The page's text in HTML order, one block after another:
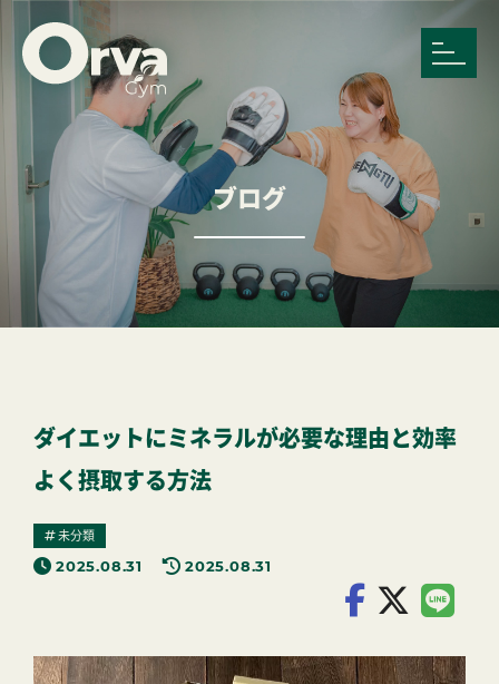
ブログ
ダイエットにミネラルが必要な理由と効率
よく摂取する方法
未分類
2025.08.31
2025.08.31